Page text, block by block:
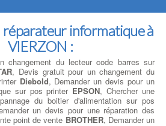
informatique à
VIERZON :
changement du lecteur code barres sur
, Devis gratuit pour un changement du
Diebold, Demander un devis pour un
sur pos printer EPSON, Chercher une
du boitier d'alimentation sur pos
un devis pour une réparation des
point de vente BROTHER, Demander un